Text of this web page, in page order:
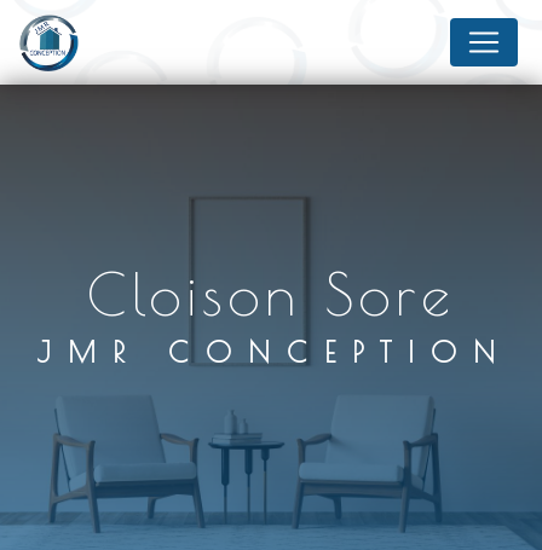
Cloison Sore
JMR CONCEPTION
Panneau de gestion des cookies